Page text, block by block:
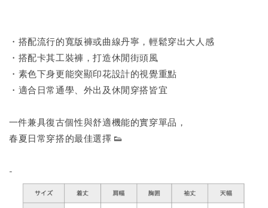
・搭配流行的寬版褲或曲線丹寧，輕鬆穿出大人感
・搭配卡其工裝褲，打造休閒街頭風
・素色下身更能突顯印花設計的視覺重點
・適合日常通學、外出及休閒穿搭皆宜
一件兼具復古個性與舒適機能的實穿單品，
春夏日常穿搭的最佳選擇 👟
-